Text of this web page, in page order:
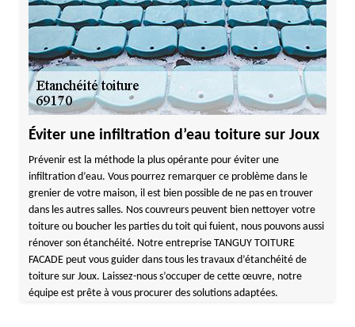
Éviter une infiltration d’eau toiture sur Joux
Prévenir est la méthode la plus opérante pour éviter une
infiltration d’eau. Vous pourrez remarquer ce problème dans le
grenier de votre maison, il est bien possible de ne pas en trouver
dans les autres salles. Nos couvreurs peuvent bien nettoyer votre
toiture ou boucher les parties du toit qui fuient, nous pouvons aussi
rénover son étanchéité. Notre entreprise TANGUY TOITURE
FACADE peut vous guider dans tous les travaux d’étanchéité de
toiture sur Joux. Laissez-nous s’occuper de cette œuvre, notre
équipe est prête à vous procurer des solutions adaptées.